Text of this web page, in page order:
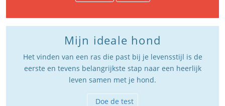
Mijn ideale hond
Het vinden van een ras die past bij je levensstijl is de
eerste en tevens belangrijkste stap naar een heerlijk
leven samen met je hond.
Doe de test